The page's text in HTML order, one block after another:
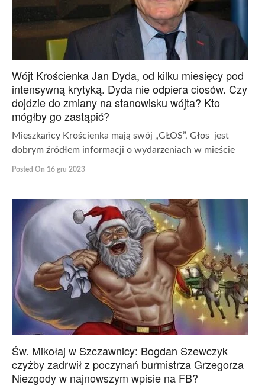
Wójt Krościenka Jan Dyda, od kilku miesięcy pod
intensywną krytyką. Dyda nie odpiera ciosów. Czy
dojdzie do zmiany na stanowisku wójta? Kto
mógłby go zastąpić?
Mieszkańcy Krościenka mają swój „GŁOS”, Głos jest
dobrym źródłem informacji o wydarzeniach w mieście
Posted On 16 gru 2023
Św. Mikołaj w Szczawnicy: Bogdan Szewczyk
czyżby zadrwił z poczynań burmistrza Grzegorza
Niezgody w najnowszym wpisie na FB?